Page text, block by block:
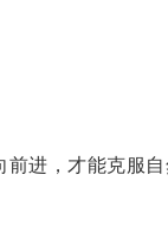
进，才能克服